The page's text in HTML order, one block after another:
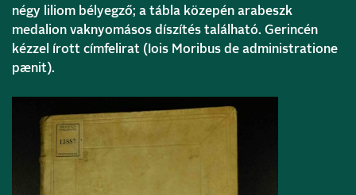
négy liliom bélyegző; a tábla közepén arabeszk
medalion vaknyomásos díszítés található. Gerincén
kézzel írott címfelirat (Iois Moribus de administratione
pænit).